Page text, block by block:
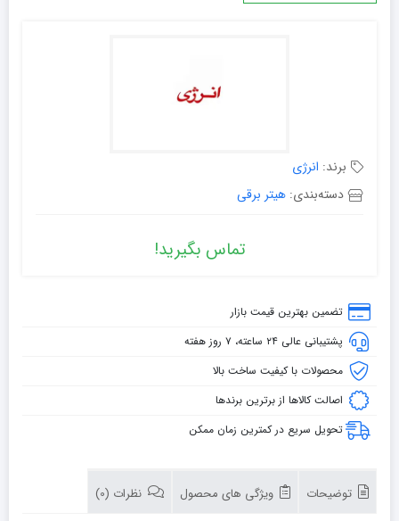
برند: انرژی
دسته‌بندی: هیتر برقی
تماس بگیرید!
تضمین بهترین قیمت بازار
پشتیبانی عالی ۲۴ ساعته، ۷ روز هفته
محصولات با کیفیت ساخت بالا
اصالت کالاها از برترین برندها
تحویل سریع در کمترین زمان ممکن
توضیحات ویژگی های محصول نظرات (0)